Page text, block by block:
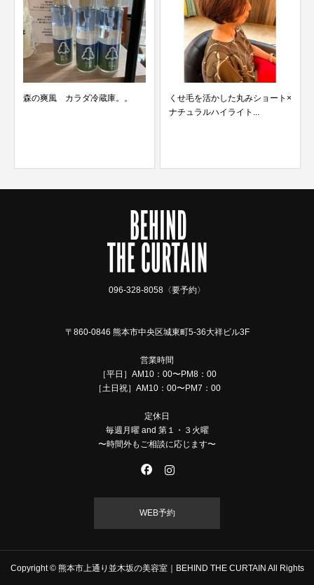
森の爽風 カラダ冷蔵庫。。
くせ毛を活かした丸みショート×
ナチュラルハイライト...
096-328-8058〈要予約〉
〒860-0846 熊本市中央区城東町5-36大祥ビル3F
営業時間
［平日］AM10：00〜PM8：00
［土日祝］AM10：00〜PM7：00
定休日
毎週月曜 and 第１・３火曜
〜時間外もご相談に応じます〜
WEB予約
Copyright © 熊本市上通り並木坂の美容室｜BEHIND THE CURTAIN All Rights